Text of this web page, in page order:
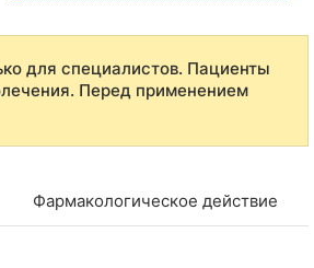
для специалистов. Пациенты
Перед применением
Фармакологическое действие